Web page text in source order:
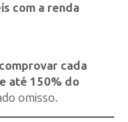
com a renda
cada
até 150% do
omisso.